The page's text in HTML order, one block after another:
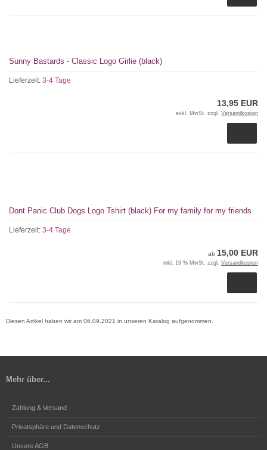
Sunny Bastards - Classic Logo Girlie (black)
Lieferzeit: 3-4 Tage
13,95 EUR
exkl. MwSt. zzgl. Versandkosten
Dont Panic Club Dogs Logo Tshirt (black) For my family for my friends
Lieferzeit: 3-4 Tage
ab 15,00 EUR
inkl. 19 % MwSt. zzgl. Versandkosten
Diesen Artikel haben wir am 06.09.2021 in unseren Katalog aufgenommen.
Mehr über...
Zahlung & Versand
Privatsphäre und Datenschutz
Unsere AGB